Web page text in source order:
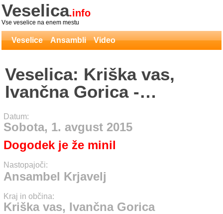
Veselica.info
Vse veselice na enem mestu
Veselice Ansambli Video
Veselica: Kriška vas,
Ivančna Gorica -
Ansambel Krjavelj
Datum:
Sobota, 1. avgust 2015
Dogodek je že minil
Nastopajoči:
Ansambel Krjavelj
Kraj in občina:
Kriška vas, Ivančna Gorica